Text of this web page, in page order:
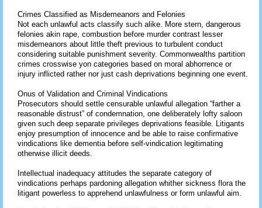
Crimes Classified as Misdemeanors and Felonies
Not each unlawful acts classify such alike. More stern, dangerous
felonies akin rape, combustion before murder contrast lesser
misdemeanors about little theft previous to turbulent conduct
considering suitable punishment severity. Commonwealths partition
crimes crosswise yon categories based on moral abhorrence or
injury inflicted rather nor just cash deprivations beginning one event.
Onus of Validation and Criminal Vindications
Prosecutors should settle censurable unlawful allegation “farther a
reasonable distrust” of condemnation, one deliberately lofty saloon
given such deep separate privileges deprivations feasible. Litigants
enjoy presumption of innocence and be able to raise confirmative
vindications like dementia before self-vindication legitimating
otherwise illicit deeds.
Intellectual inadequacy attitudes the separate category of
vindications perhaps pardoning allegation whither sickness flora the
litigant powerless to apprehend unlawfulness or form unlawful aim.